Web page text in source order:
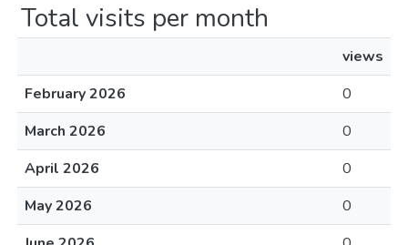
Total visits per month
views
February 2026
0
March 2026
0
April 2026
0
May 2026
0